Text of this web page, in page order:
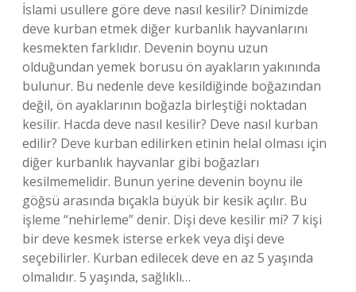
İslami usullere göre deve nasıl kesilir? Dinimizde
deve kurban etmek diğer kurbanlık hayvanlarını
kesmekten farklıdır. Devenin boynu uzun
olduğundan yemek borusu ön ayakların yakınında
bulunur. Bu nedenle deve kesildiğinde boğazından
değil, ön ayaklarının boğazla birleştiği noktadan
kesilir. Hacda deve nasıl kesilir? Deve nasıl kurban
edilir? Deve kurban edilirken etinin helal olması için
diğer kurbanlık hayvanlar gibi boğazları
kesilmemelidir. Bunun yerine devenin boynu ile
göğsü arasında bıçakla büyük bir kesik açılır. Bu
işleme “nehirleme” denir. Dişi deve kesilir mi? 7 kişi
bir deve kesmek isterse erkek veya dişi deve
seçebilirler. Kurban edilecek deve en az 5 yaşında
olmalıdır. 5 yaşında, sağlıklı…